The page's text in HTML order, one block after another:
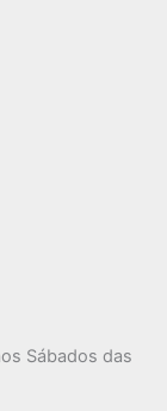
Sábados das